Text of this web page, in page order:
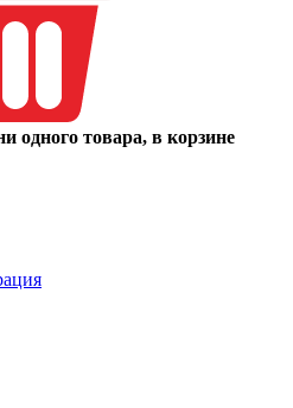
одного товара, в корзине